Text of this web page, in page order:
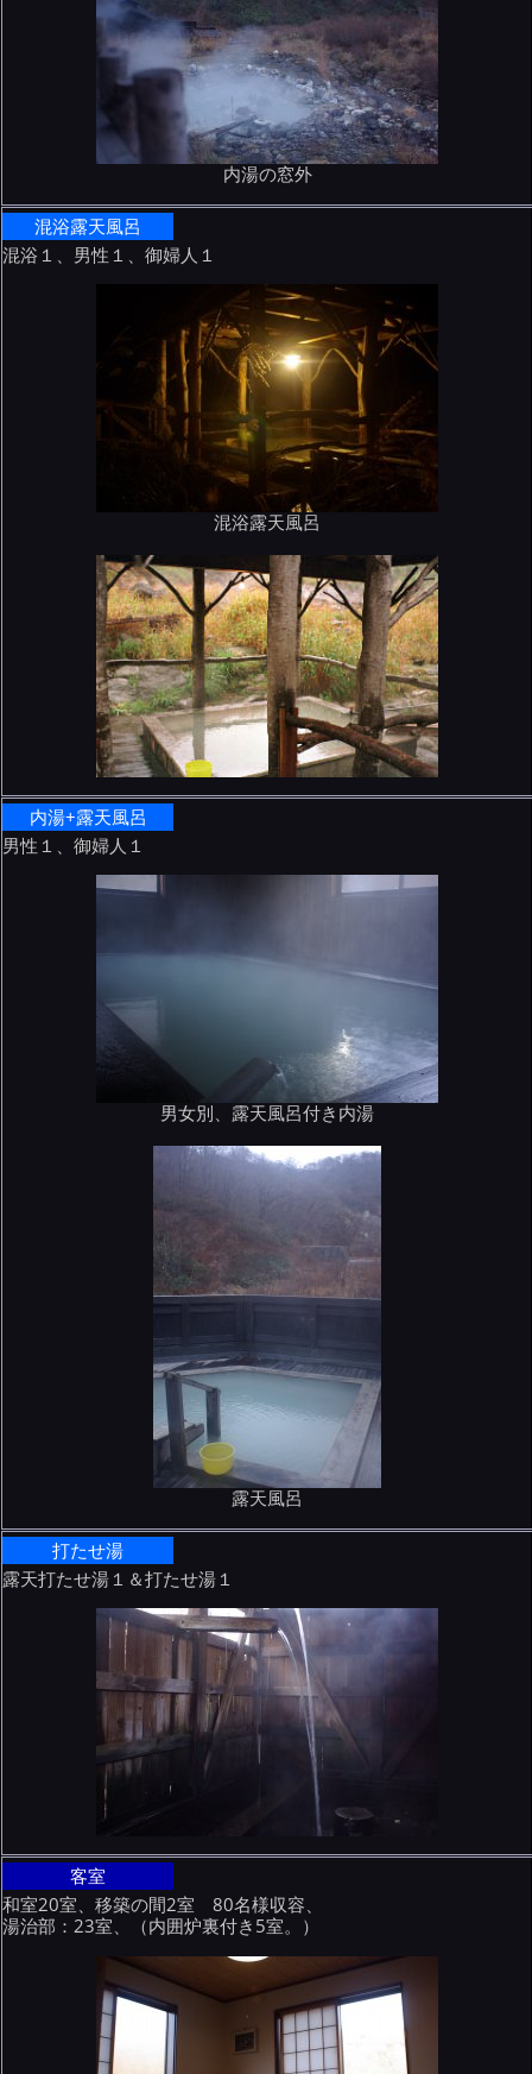
内湯の窓外
混浴露天風呂
混浴１、男性１、御婦人１
混浴露天風呂
内湯+露天風呂
男性１、御婦人１
男女別、露天風呂付き内湯
露天風呂
打たせ湯
露天打たせ湯１＆打たせ湯１
客室
和室20室、移築の間2室 80名様収容、
湯治部：23室、（内囲炉裏付き5室。）